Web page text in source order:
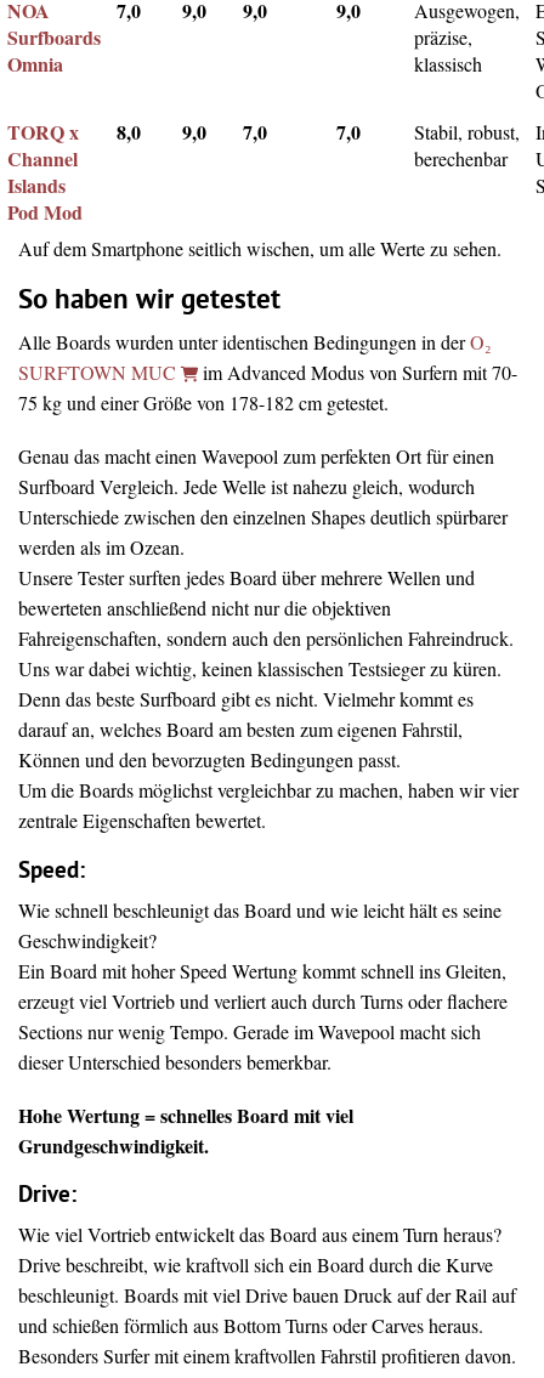
NOA
Surfboards
Omnia
7,0 9,0 9,0 9,0
Ausgewogen,
präzise,
klassisch
TORQ x
Channel
Islands
Pod Mod
8,0 9,0 7,0 7,0
Stabil, robust,
berechenbar
Auf dem Smartphone seitlich wischen, um alle Werte zu sehen.
So haben wir getestet
Alle Boards wurden unter identischen Bedingungen in derO₂
SURFTOWN MUC
im Advanced Modus von Surfern mit 70-
75 kg und einer Größe von 178-182 cm getestet.
Genau das macht einen Wavepool zum perfekten Ort für einen
Surfboard Vergleich. Jede Welle ist nahezu gleich, wodurch
Unterschiede zwischen den einzelnen Shapes deutlich spürbarer
werden als im Ozean.
Unsere Tester surften jedes Board über mehrere Wellen und
bewerteten anschließend nicht nur die objektiven
Fahreigenschaften, sondern auch den persönlichen Fahreindruck.
Uns war dabei wichtig, keinen klassischen Testsieger zu küren.
Denn das beste Surfboard gibt es nicht. Vielmehr kommt es
darauf an, welches Board am besten zum eigenen Fahrstil,
Können und den bevorzugten Bedingungen passt.
Um die Boards möglichst vergleichbar zu machen, haben wir vier
zentrale Eigenschaften bewertet.
Speed:
Wie schnell beschleunigt das Board und wie leicht hält es seine
Geschwindigkeit?
Ein Board mit hoher Speed Wertung kommt schnell ins Gleiten,
erzeugt viel Vortrieb und verliert auch durch Turns oder flachere
Sections nur wenig Tempo. Gerade im Wavepool macht sich
dieser Unterschied besonders bemerkbar.
Hohe Wertung = schnelles Board mit viel
Grundgeschwindigkeit.
Drive:
Wie viel Vortrieb entwickelt das Board aus einem Turn heraus?
Drive beschreibt, wie kraftvoll sich ein Board durch die Kurve
beschleunigt. Boards mit viel Drive bauen Druck auf der Rail auf
und schießen förmlich aus Bottom Turns oder Carves heraus.
Besonders Surfer mit einem kraftvollen Fahrstil profitieren davon.